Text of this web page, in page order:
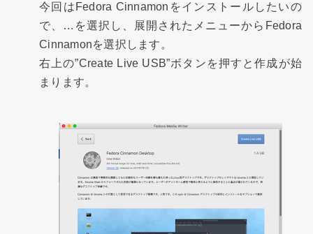
今回はFedora Cinnamonをインストールしたいの
で、…を選択し、展開されたメニューからFedora
Cinnamonを選択します。
右上の”Create Live USB”ボタンを押すと作成が始
まります。